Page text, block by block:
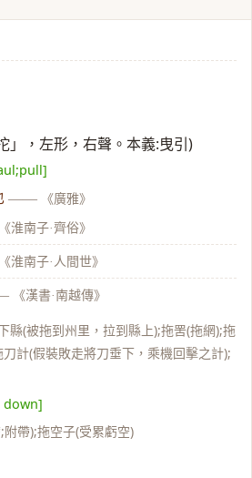
」，左形，右聲。本義:曳引)
—— 《廣雅》
《淮南子·齊俗》
《淮南子·人間世》
《漢書·南越傳》
縣(被拖到州里，拉到縣上);拖罟(拖網);拖
計(假裝敗走將刀垂下，乘機回擊之計);
down]
附帶);拖空子(受累虧空)